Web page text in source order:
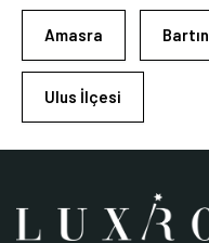
Amasra Bartın
Ulus İlçesi